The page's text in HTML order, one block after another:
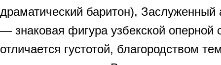
драматический баритон), Заслуженный
— знаковая фигура узбекской оперной
отличается густотой, благородством